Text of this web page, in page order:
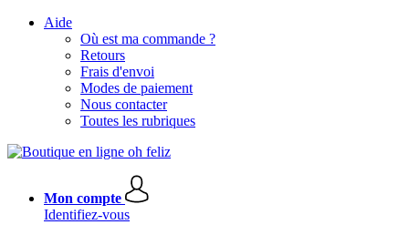
Aide
Où est ma commande ?
Retours
Frais d'envoi
Modes de paiement
Nous contacter
Toutes les rubriques
Mon compte
Identifiez-vous